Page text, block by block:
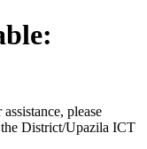
please
District/Upazila ICT